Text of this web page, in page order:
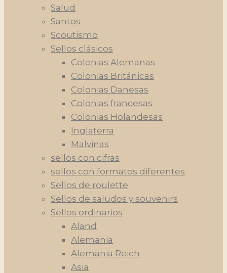
Salud
Santos
Scoutismo
Sellos clásicos
Colonias Alemanas
Colonias Británicas
Colonias Danesas
Colonias francesas
Colonias Holandesas
Inglaterra
Malvinas
sellos con cifras
sellos con formatos diferentes
Sellos de roulette
Sellos de saludos y souvenirs
Sellos ordinarios
Aland
Alemania
Alemania Reich
Asia